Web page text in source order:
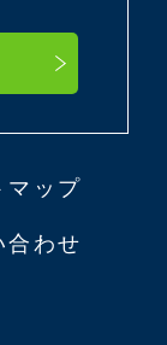
マップ
合わせ